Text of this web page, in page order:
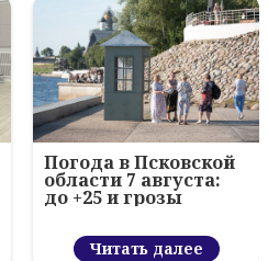
Погода в Псковской
области 7 августа:
до +25 и грозы
Читать далее